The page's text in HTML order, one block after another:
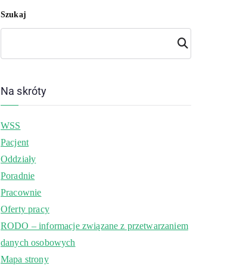
Szukaj
Szuk
aj
Na skróty
WSS
Pacjent
Oddziały
Poradnie
Pracownie
Oferty pracy
RODO – informacje związane z przetwarzaniem
danych osobowych
Mapa strony